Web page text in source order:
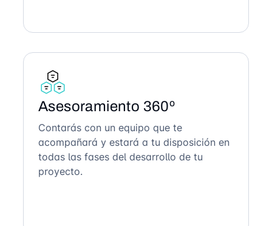
Asesoramiento 360º
Contarás con un equipo que te
acompañará y estará a tu disposición en
todas las fases del desarrollo de tu
proyecto.